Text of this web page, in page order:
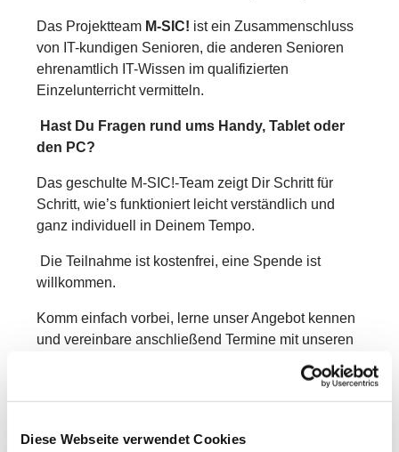
Diese Webseite verwendet Cookies
Das Projektteam M-SIC! ist ein Zusammenschluss
von IT-kundigen Senioren, die anderen Senioren
ehrenamtlich IT-Wissen im qualifizierten
Einzelunterricht vermitteln.
Hast Du Fragen rund ums Handy, Tablet oder
den PC?
Das geschulte M-SIC!-Team zeigt Dir Schritt für
Schritt, wie’s funktioniert leicht verständlich und
ganz individuell in Deinem Tempo.
Die Teilnahme ist kostenfrei, eine Spende ist
willkommen.
Komm einfach vorbei, lerne unser Angebot kennen
und vereinbare anschließend Termine mit unseren
Dokumente erstellen, Internetnutzung und sicheres